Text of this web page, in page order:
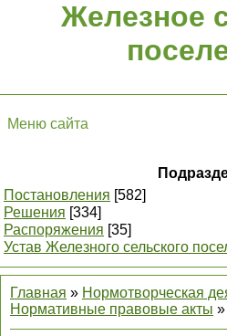
Железное
Меню сайта
Постановления [582]
Решения [334]
Распоряжения [35]
Устав Железного сельского
Главная » Нормотворческая
Нормативные правовые акты »